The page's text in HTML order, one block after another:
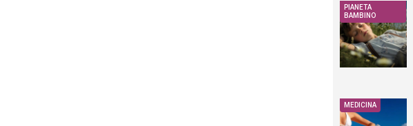
PIANETA
BAMBINO
MEDICINA